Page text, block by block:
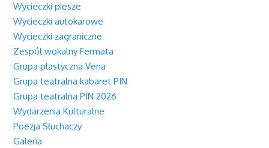
Wycieczki piesze
Wycieczki autokarowe
Wycieczki zagraniczne
Zespół wokalny Fermata
Grupa plastyczna Vena
Grupa teatralna kabaret PIN
Grupa teatralna PIN 2026
Wydarzenia Kulturalne
Poezja Słuchaczy
Galeria